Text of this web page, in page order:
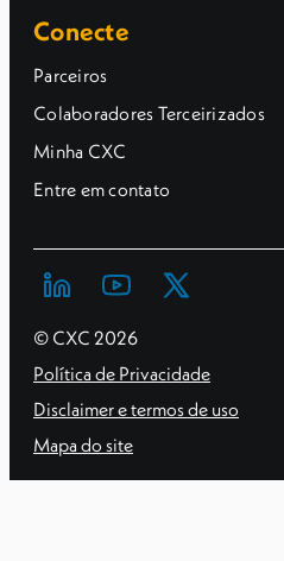
Conecte
Parceiros
Colaboradores Terceirizados
Minha CXC
Entre em contato
© CXC 2026
Política de Privacidade
Disclaimer e termos de uso
Mapa do site